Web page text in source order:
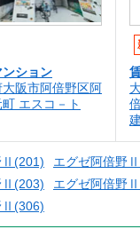
ション
阪市阿倍野区阿
エスコ－ト
建
Ⅱ(201) エグゼ阿倍野
Ⅱ(203)
エグゼ阿倍野
Ⅱ(306)